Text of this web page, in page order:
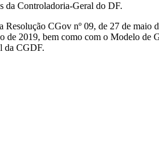
da Controladoria-Geral do DF.
CGov nº 09, de 27 de maio
de 2019, bem como com o Modelo de
da CGDF.